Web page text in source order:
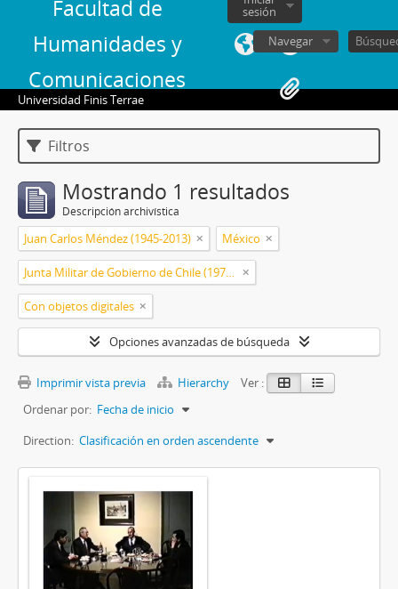
Facultad de
Humanidades y
Comunicaciones
sesión
Navegar
Universidad Finis Terrae
Filtros
Mostrando 1 resultados
Descripción archivística
Juan Carlos Méndez (1945-2013) México
Junta Militar de Gobierno de Chile (1973-1990)
Con objetos digitales
Opciones avanzadas de búsqueda
Imprimir vista previa Hierarchy
Ver :
Ordenar por: Fecha de inicio
Direction: Clasificación en orden ascendente